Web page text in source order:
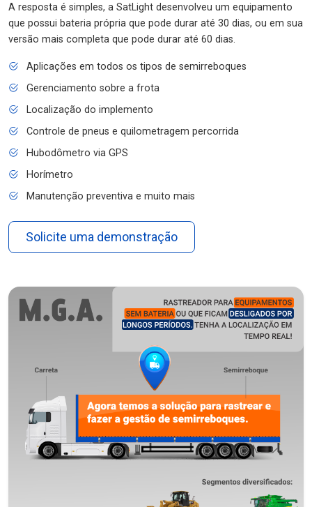
A resposta é simples, a SatLight desenvolveu um equipamento
que possui bateria própria que pode durar até 30 dias, ou em sua
versão mais completa que pode durar até 60 dias.
Aplicações em todos os tipos de semirreboques
Gerenciamento sobre a frota
Localização do implemento
Controle de pneus e quilometragem percorrida
Hubodômetro via GPS
Horímetro
Manutenção preventiva e muito mais
Solicite uma demonstração